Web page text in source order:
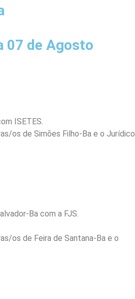
07 de Agosto
ISETES.
os de Simões Filho-Ba e o Jurídico
Ba com a FJS.
os de Feira de Santana-Ba e o